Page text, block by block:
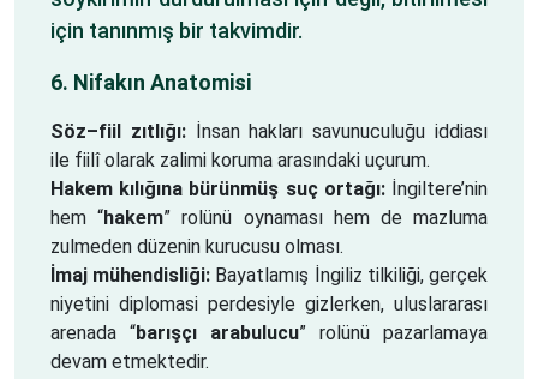
için tanınmış bir takvimdir.
6. Nifakın Anatomisi
Söz–fiil zıtlığı:İnsan hakları savunuculuğu iddiası
ile fiilî olarak zalimi koruma arasındaki uçurum.
Hakem kılığına bürünmüş suç ortağı:İngiltere’nin
hem “hakem” rolünü oynaması hem de mazluma
zulmeden düzenin kurucusu olması.
İmaj mühendisliği: Bayatlamış İngiliz tilkiliği, gerçek
niyetini diplomasi perdesiyle gizlerken, uluslararası
arenada “barışçı arabulucu” rolünü pazarlamaya
devam etmektedir.